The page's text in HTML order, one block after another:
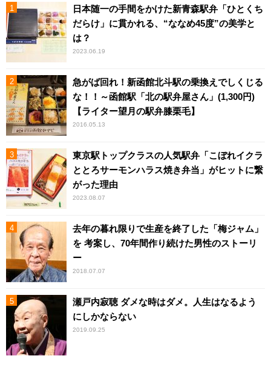
日本随一の手間をかけた新青森駅弁「ひとくち
だらけ」に貫かれる、“ななめ45度”の美学と
は？
2023.06.19
急がば回れ！新函館北斗駅の乗換えでしくじる
な！！～函館駅「北の駅弁屋さん」(1,300円)
【ライター望月の駅弁膝栗毛】
2016.05.13
東京駅トップクラスの人気駅弁「こぼれイクラ
ととろサーモンハラス焼き弁当」がヒットに繋
がった理由
2023.08.07
去年の暮れ限りで生産を終了した「梅ジャム」
を 考案し、70年間作り続けた男性のストーリ
ー
2018.07.07
瀬戸内寂聴 ダメな時はダメ。人生はなるよう
にしかならない
2019.09.25